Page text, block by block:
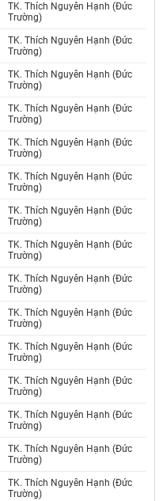
TK. Thích Nguyên Hạnh (Đức
Trường)
TK. Thích Nguyên Hạnh (Đức
Trường)
TK. Thích Nguyên Hạnh (Đức
Trường)
TK. Thích Nguyên Hạnh (Đức
Trường)
TK. Thích Nguyên Hạnh (Đức
Trường)
TK. Thích Nguyên Hạnh (Đức
Trường)
TK. Thích Nguyên Hạnh (Đức
Trường)
TK. Thích Nguyên Hạnh (Đức
Trường)
TK. Thích Nguyên Hạnh (Đức
Trường)
TK. Thích Nguyên Hạnh (Đức
Trường)
TK. Thích Nguyên Hạnh (Đức
Trường)
TK. Thích Nguyên Hạnh (Đức
Trường)
TK. Thích Nguyên Hạnh (Đức
Trường)
TK. Thích Nguyên Hạnh (Đức
Trường)
TK. Thích Nguyên Hạnh (Đức
Trường)